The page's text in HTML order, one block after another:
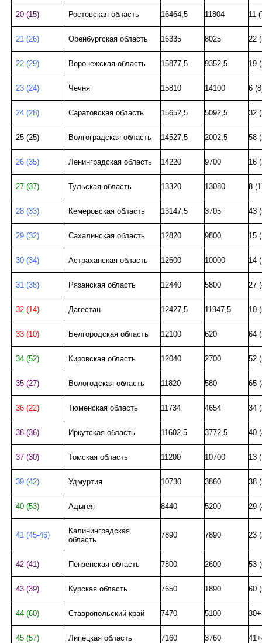
20 (15) Ростовская область 16464,5 11804 11
21 (26) Оренбургская область 16335 8025 22
22 (29) Воронежская область 15877,5 9352,5 19
23 (24) Чечня 15810 14100 6
24 (28) Саратовская область 15652,5 5092,5 32
25 (25) Волгоградская область 14527,5 2002,5 58
26 (35) Ленинградская область 14220 9700 16
27 (37) Тульская область 13320 13080 8
28 (33) Кемеровская область 13147,5 3705 43
29 (32) Сахалинская область 12820 9800 15
30 (34) Астраханская область 12600 10000 14
31 (38) Рязанская область 12440 5800 27
32 (14) Дагестан 12427,5 11947,5 10
33 (10) Белгородская область 12100 620 64
34 (52) Кировская область 12040 2700 52
35 (27) Вологодская область 11820 580 65
36 (22) Тюменская область 11734 4654 34
38 (36) Иркутская область 11602,5 3772,5 40
37 (30) Томская область 11200 10700 13
39 (42) Удмуртия 10730 3860 38
40 (53) Адыгея 8440 5200 29
41 (45-46)
Калининградская
область
7890 7890 23
42 (41) Пензенская область 7800 2600 53
43 (39) Курская область 7650 1890 60
44 (60) Ставропольский край 7470 5100
45 (57) Липецкая область 7160 3760